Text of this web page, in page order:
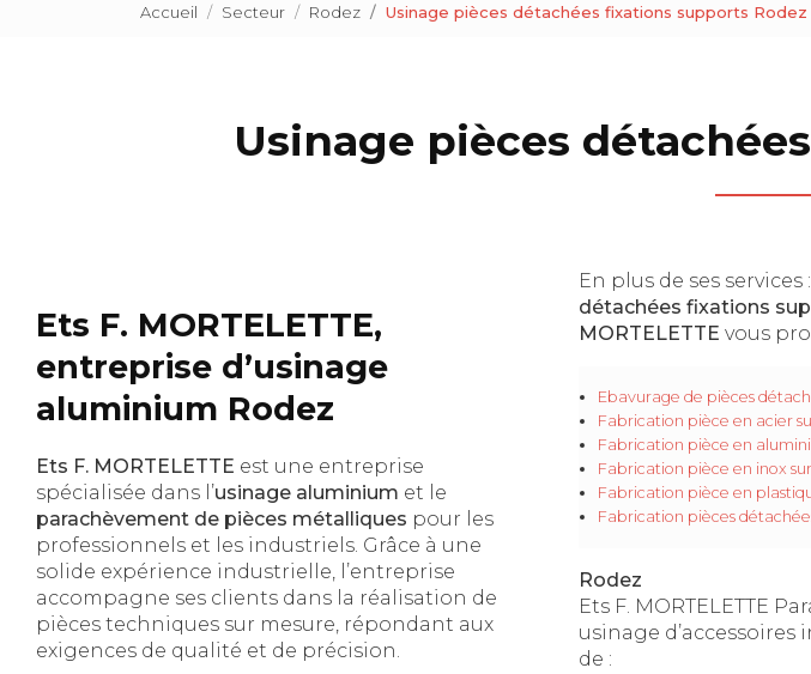
Accueil Secteur Rodez Usinage pièces détachées fixations supports Rodez
Usinage pièces
Ets F. MORTELETTE,
entreprise d’usinage
aluminium Rodez
Ets F. MORTELETTE est une entreprise
spécialisée dans l’usinage aluminium et le
parachèvement de pièces métalliques pour les
professionnels et les industriels. Grâce à une
solide expérience industrielle, l’entreprise
accompagne ses clients dans la réalisation de
pièces techniques sur mesure, répondant aux
exigences de qualité et de précision.
En plus de ses services :
détachées fixations
MORTELETTE vous
Ebavurage de pièces
Fabrication pièce en acier
Fabrication pièce en
Fabrication pièce en inox
Fabrication pièce en
Fabrication pièces
Rodez
Ets F. MORTELETTE
usinage
de :